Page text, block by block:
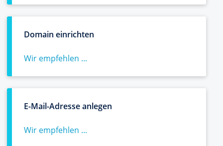
Domain einrichten
Wir empfehlen ...
E-Mail-Adresse anlegen
Wir empfehlen ...